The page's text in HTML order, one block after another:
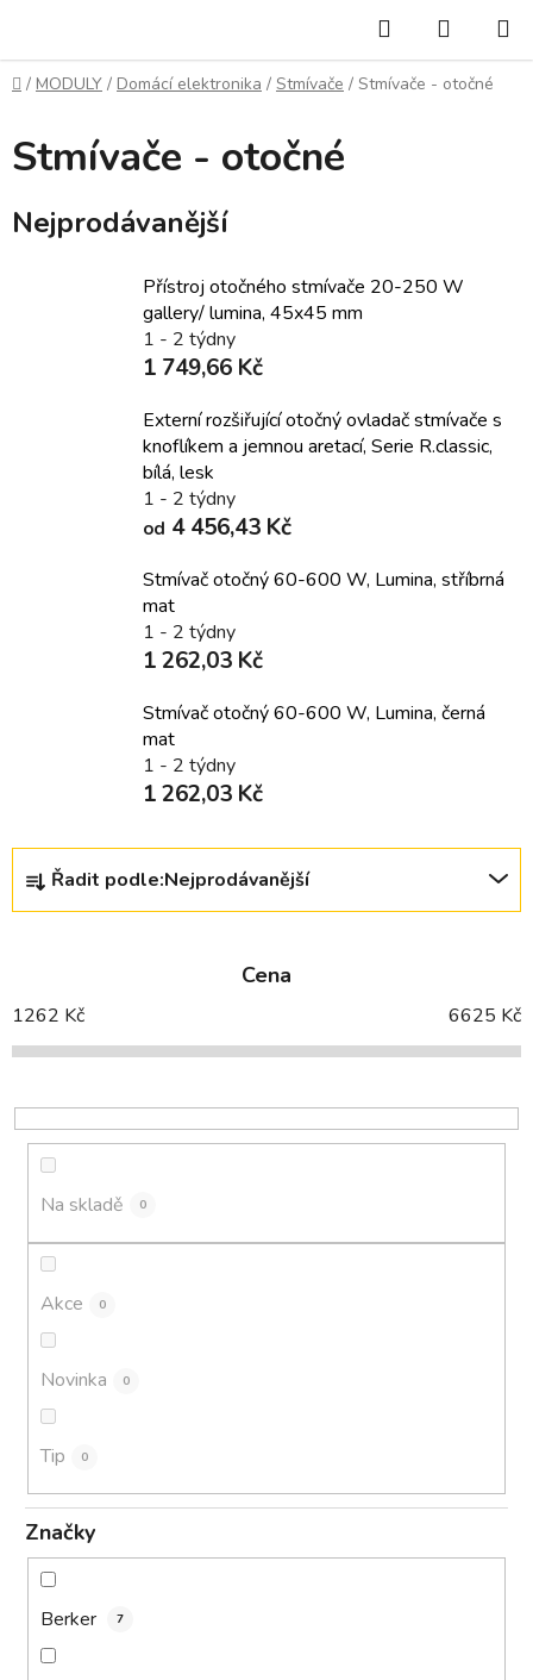
obsah
Hledat
KOŠÍK
Domů
/ MODULY / Domácí elektronika / Stmívače / Stmívače - otočné
Stmívače - otočné
Nejprodávanější
Přístroj otočného stmívače 20-250 W
gallery/ lumina, 45x45 mm
1 - 2 týdny
1 749,66 Kč
Externí rozšiřující otočný ovladač stmívače s
knoflíkem a jemnou aretací, Serie R.classic,
bílá, lesk
1 - 2 týdny
od 4 456,43 Kč
Stmívač otočný 60-600 W, Lumina, stříbrná
mat
1 - 2 týdny
1 262,03 Kč
Stmívač otočný 60-600 W, Lumina, černá
mat
1 - 2 týdny
1 262,03 Kč
Ř
z
í
p
o
d
Řadit podle:Nejprodávanější
Cena
1262 Kč 6625 Kč
Na skladě 0
Akce 0
Novinka 0
Tip 0
Značky
Berker 7